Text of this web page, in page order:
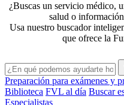
¿Buscas un servicio médico,
salud o
Usa nuestro buscador
que ofrece la
Preparación para exámenes y
Biblioteca FVL al día Buscar
Especialistas